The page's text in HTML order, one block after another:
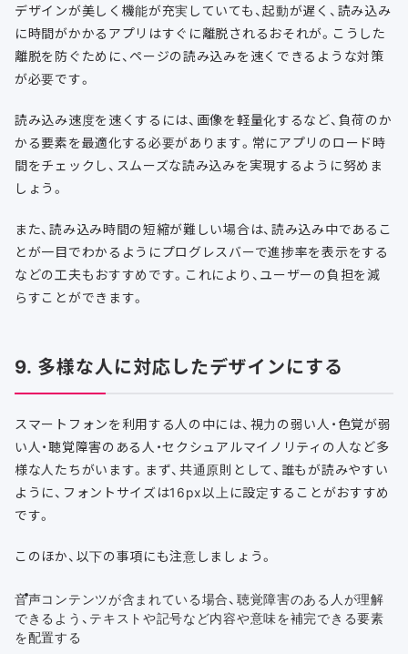
デザインが美しく機能が充実していても、起動が遅く、読み込み
に時間がかかるアプリはすぐに離脱されるおそれが。こうした
離脱を防ぐために、ページの読み込みを速くできるような対策
が必要です。
読み込み速度を速くするには、画像を軽量化するなど、負荷のか
かる要素を最適化する必要があります。常にアプリのロード時
間をチェックし、スムーズな読み込みを実現するように努めま
しょう。
また、読み込み時間の短縮が難しい場合は、読み込み中であるこ
とが一目でわかるようにプログレスバーで進捗率を表示をする
などの工夫もおすすめです。これにより、ユーザーの負担を減
らすことができます。
9. 多様な人に対応したデザインにする
スマートフォンを利用する人の中には、視力の弱い人・色覚が弱
い人・聴覚障害のある人・セクシュアルマイノリティの人など多
様な人たちがいます。まず、共通原則として、誰もが読みやすい
ように、フォントサイズは16px以上に設定することがおすすめ
です。
このほか、以下の事項にも注意しましょう。
音声コンテンツが含まれている場合、聴覚障害のある人が理解
できるよう、テキストや記号など内容や意味を補完できる要素
を配置する